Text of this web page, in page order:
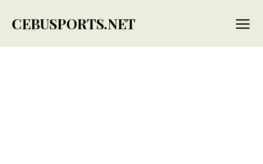
CEBUSPORTS.NET